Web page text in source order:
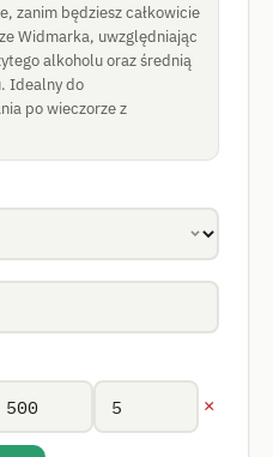
zanim będziesz całkowicie
Widmarka, uwzględniając
alkoholu oraz średnią
Idealny do
po wieczorze z
×